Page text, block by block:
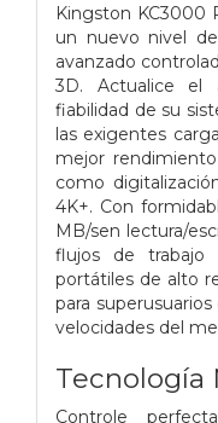
Kingston KC3000
un nuevo nivel
avanzado
3D. Actualice el
fiabilidad de su
las exigentes
mejor
como
4K+. Con
MB/sen lectura/
flujos de trabajo
portátiles de alto
para
velocidades del
Tecnología
Controle